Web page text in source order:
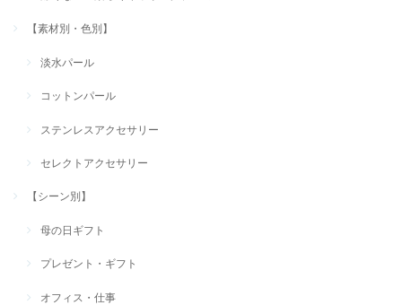
【素材別・色別】
淡水パール
コットンパール
ステンレスアクセサリー
セレクトアクセサリー
【シーン別】
母の日ギフト
プレゼント・ギフト
オフィス・仕事